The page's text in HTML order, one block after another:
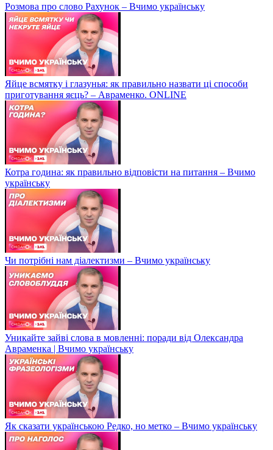
Розмова про слово Рахунок – Вчимо українську
Яйце всмятку і глазунья: як правильно назвати ці способи
приготування яєць? – Авраменко. ONLINE
Котра година: як правильно відповісти на питання – Вчимо
українську
Чи потрібні нам діалектизми – Вчимо українську
Уникайте зайві слова в мовленні: поради від Олександра
Авраменка | Вчимо українську
Як сказати українською Редко, но метко – Вчимо українську